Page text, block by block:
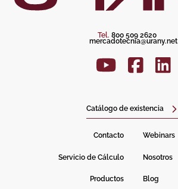
Tel. 800 509 2620
mercadotecnia@urany.net
Catálogo de existencia
Contacto Webinars
Servicio de Cálculo Nosotros
Productos Blog